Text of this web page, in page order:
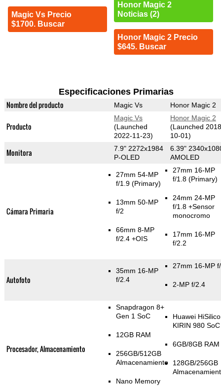
Magic Vs Precio
$1700. Buscar
Honor Magic 2
Noticias (2)
Honor Magic 2 Precio
$645. Buscar
Especificaciones Primarias
Nombre del producto Magic Vs Honor Magic 2
Producto
Magic Vs
(Launched
2022-11-23)
Honor Magic 2
(Launched
10-01)
Monitora
7.9" 2272x1984
P-OLED
6.39"
AMOLED
Cámara Primaria
27mm 54-MP
f/1.9(Primary)
13mm 50-MP
f/2
66mm 8-MP
f/2.4 +OIS
27mm 16-MP
f/1.8 (Primary)
24mm 24-MP
f/1.8 +Sensor
monocromo
17mm 16-MP
f/2.2
Autofoto
35mm 16-MP
f/2.4
27mm 16-MP
2-MP f/2.4
Procesador, Almacenamiento
Snapdragon 8+
Gen 1 SoC
12GB RAM
256GB/512GB
Almacenamiento
Nano Memory
Huawei
KIRIN 980 SoC
6GB/8GB RAM
128GB/256GB